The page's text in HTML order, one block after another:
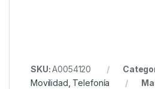
SKU:A0054120
Movilidad Telefonía